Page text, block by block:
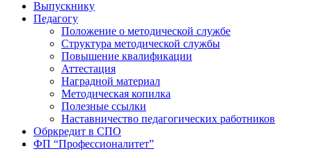
Выпускнику
Педагогу
Положение о методической службе
Структура методической службы
Повышение квалификации
Аттестация
Наградной материал
Методическая копилка
Полезные ссылки
Наставничество педагогических работников
Обркредит в СПО
ФП “Профессионалитет”